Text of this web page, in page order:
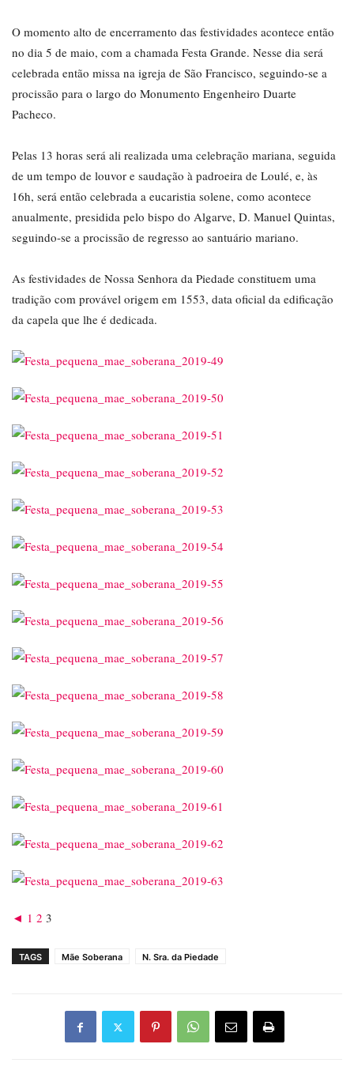
O momento alto de encerramento das festividades acontece então
no dia 5 de maio, com a chamada Festa Grande. Nesse dia será
celebrada então missa na igreja de São Francisco, seguindo-se a
procissão para o largo do Monumento Engenheiro Duarte
Pacheco.
Pelas 13 horas será ali realizada uma celebração mariana, seguida
de um tempo de louvor e saudação à padroeira de Loulé, e, às
16h, será então celebrada a eucaristia solene, como acontece
anualmente, presidida pelo bispo do Algarve, D. Manuel Quintas,
seguindo-se a procissão de regresso ao santuário mariano.
As festividades de Nossa Senhora da Piedade constituem uma
tradição com provável origem em 1553, data oficial da edificação
da capela que lhe é dedicada.
◄ 1 2 3
TAGS Mãe Soberana N. Sra. da Piedade